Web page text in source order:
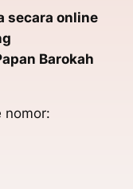
secara online
Barokah
nomor: